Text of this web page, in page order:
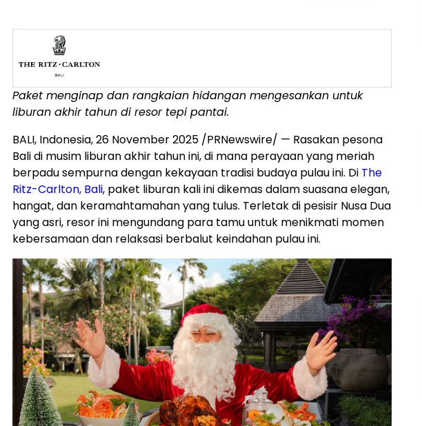
Paket menginap dan rangkaian hidangan mengesankan untuk
liburan akhir tahun di resor tepi pantai.
BALI, Indonesia,26 November 2025 /PRNewswire/ — Rasakan pesona
Balidi musim liburan akhir tahun ini, di mana perayaan yang meriah
berpadu sempurna dengan kekayaan tradisi budaya pulau ini. Di The
Ritz-Carlton, Bali, paket liburan kali ini dikemas dalam suasana elegan,
hangat, dan keramahtamahan yang tulus. Terletak di pesisir Nusa Dua
yang asri, resor ini mengundang para tamu untuk menikmati momen
kebersamaan dan relaksasi berbalut keindahan pulau ini.